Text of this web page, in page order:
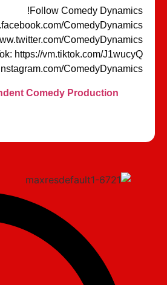
Follow Comedy Dynamics!
ComedyDynamics
ComedyDynamics
https://vm.tiktok.com/J1wucyQ/
ComedyDynamics
Comedy Production